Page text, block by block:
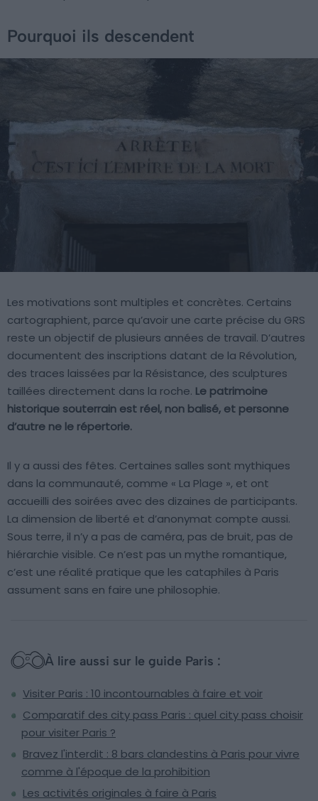
Pourquoi ils descendent
Les motivations sont multiples et concrètes. Certains
cartographient, parce qu’avoir une carte précise du GRS
reste un objectif de plusieurs années de travail. D’autres
documentent des inscriptions datant de la Révolution,
des traces laissées par la Résistance, des sculptures
taillées directement dans la roche. Le patrimoine
historique souterrain est réel, non balisé, et personne
d’autre ne le répertorie.
Il y a aussi des fêtes. Certaines salles sont mythiques
dans la communauté, comme « La Plage », et ont
accueilli des soirées avec des dizaines de participants.
La dimension de liberté et d’anonymat compte aussi.
Sous terre, il n’y a pas de caméra, pas de bruit, pas de
hiérarchie visible. Ce n’est pas un mythe romantique,
c’est une réalité pratique que les cataphiles à Paris
assument sans en faire une philosophie.
À lire aussi sur le guide Paris :
Visiter Paris : 10 incontournables à faire et voir
Comparatif des city pass Paris : quel city pass choisir
pour visiter Paris ?
Bravez l'interdit : 8 bars clandestins à Paris pour vivre
comme à l'époque de la prohibition
Les activités originales à faire à Paris